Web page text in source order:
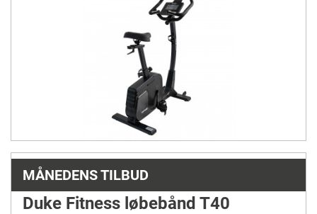
MÅNEDENS TILBUD
Duke Fitness løbebånd T40